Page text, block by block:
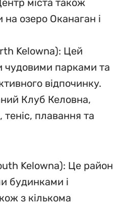
міста також
на озеро Оканаган і
Kelowna): Цей
чудовими парками та
відпочинку.
Клуб Келовна,
плавання та
Kelowna): Це район
будинками і
з кількома